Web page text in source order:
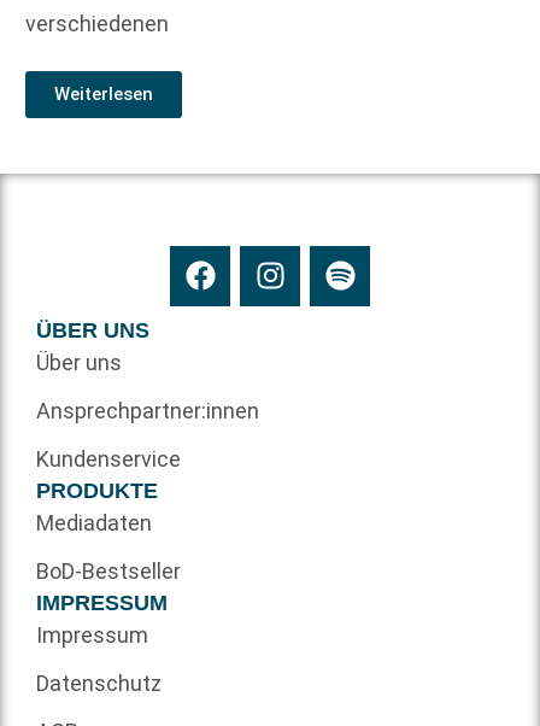
verschiedenen
Weiterlesen
ÜBER UNS
Über uns
Ansprechpartner:innen
Kundenservice
PRODUKTE
Mediadaten
BoD-Bestseller
IMPRESSUM
Impressum
Datenschutz